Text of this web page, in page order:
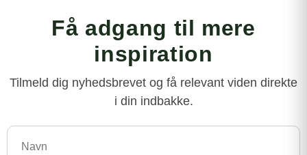
Få adgang til mere
inspiration
Tilmeld dig nyhedsbrevet og få relevant viden direkte
i din indbakke.